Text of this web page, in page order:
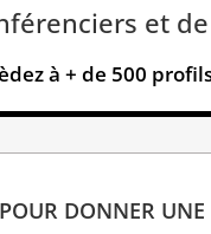
et
à + de 500
DONNER UNE